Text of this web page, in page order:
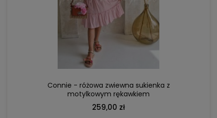
Connie - różowa zwiewna sukienka z
motylkowym rękawkiem
259,00 zł
DO KOSZYKA